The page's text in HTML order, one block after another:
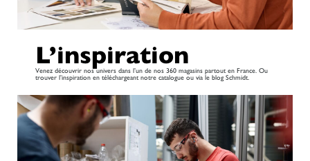
L’inspiration
Venez découvrir nos univers dans l’un de nos 360 magasins partout en France. Ou
trouver l’inspiration en téléchargeant notre catalogue ou via le blog Schmidt.